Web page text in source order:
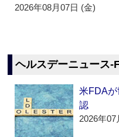
2026年08月07日 (金)
ヘルスデーニュース
米FDA
認
2026年07